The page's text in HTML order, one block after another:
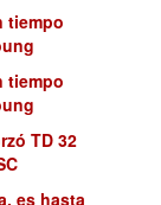
tiempo
tiempo
TD 32
es hasta